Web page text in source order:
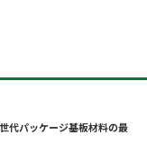
代パッケージ基板材料の最